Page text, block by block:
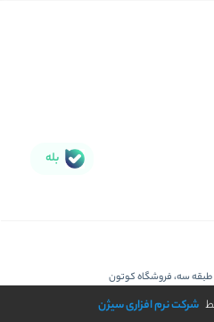
بله
طبقه سه، فروشگاه کوتون
شرکت نرم افزاری سیژن